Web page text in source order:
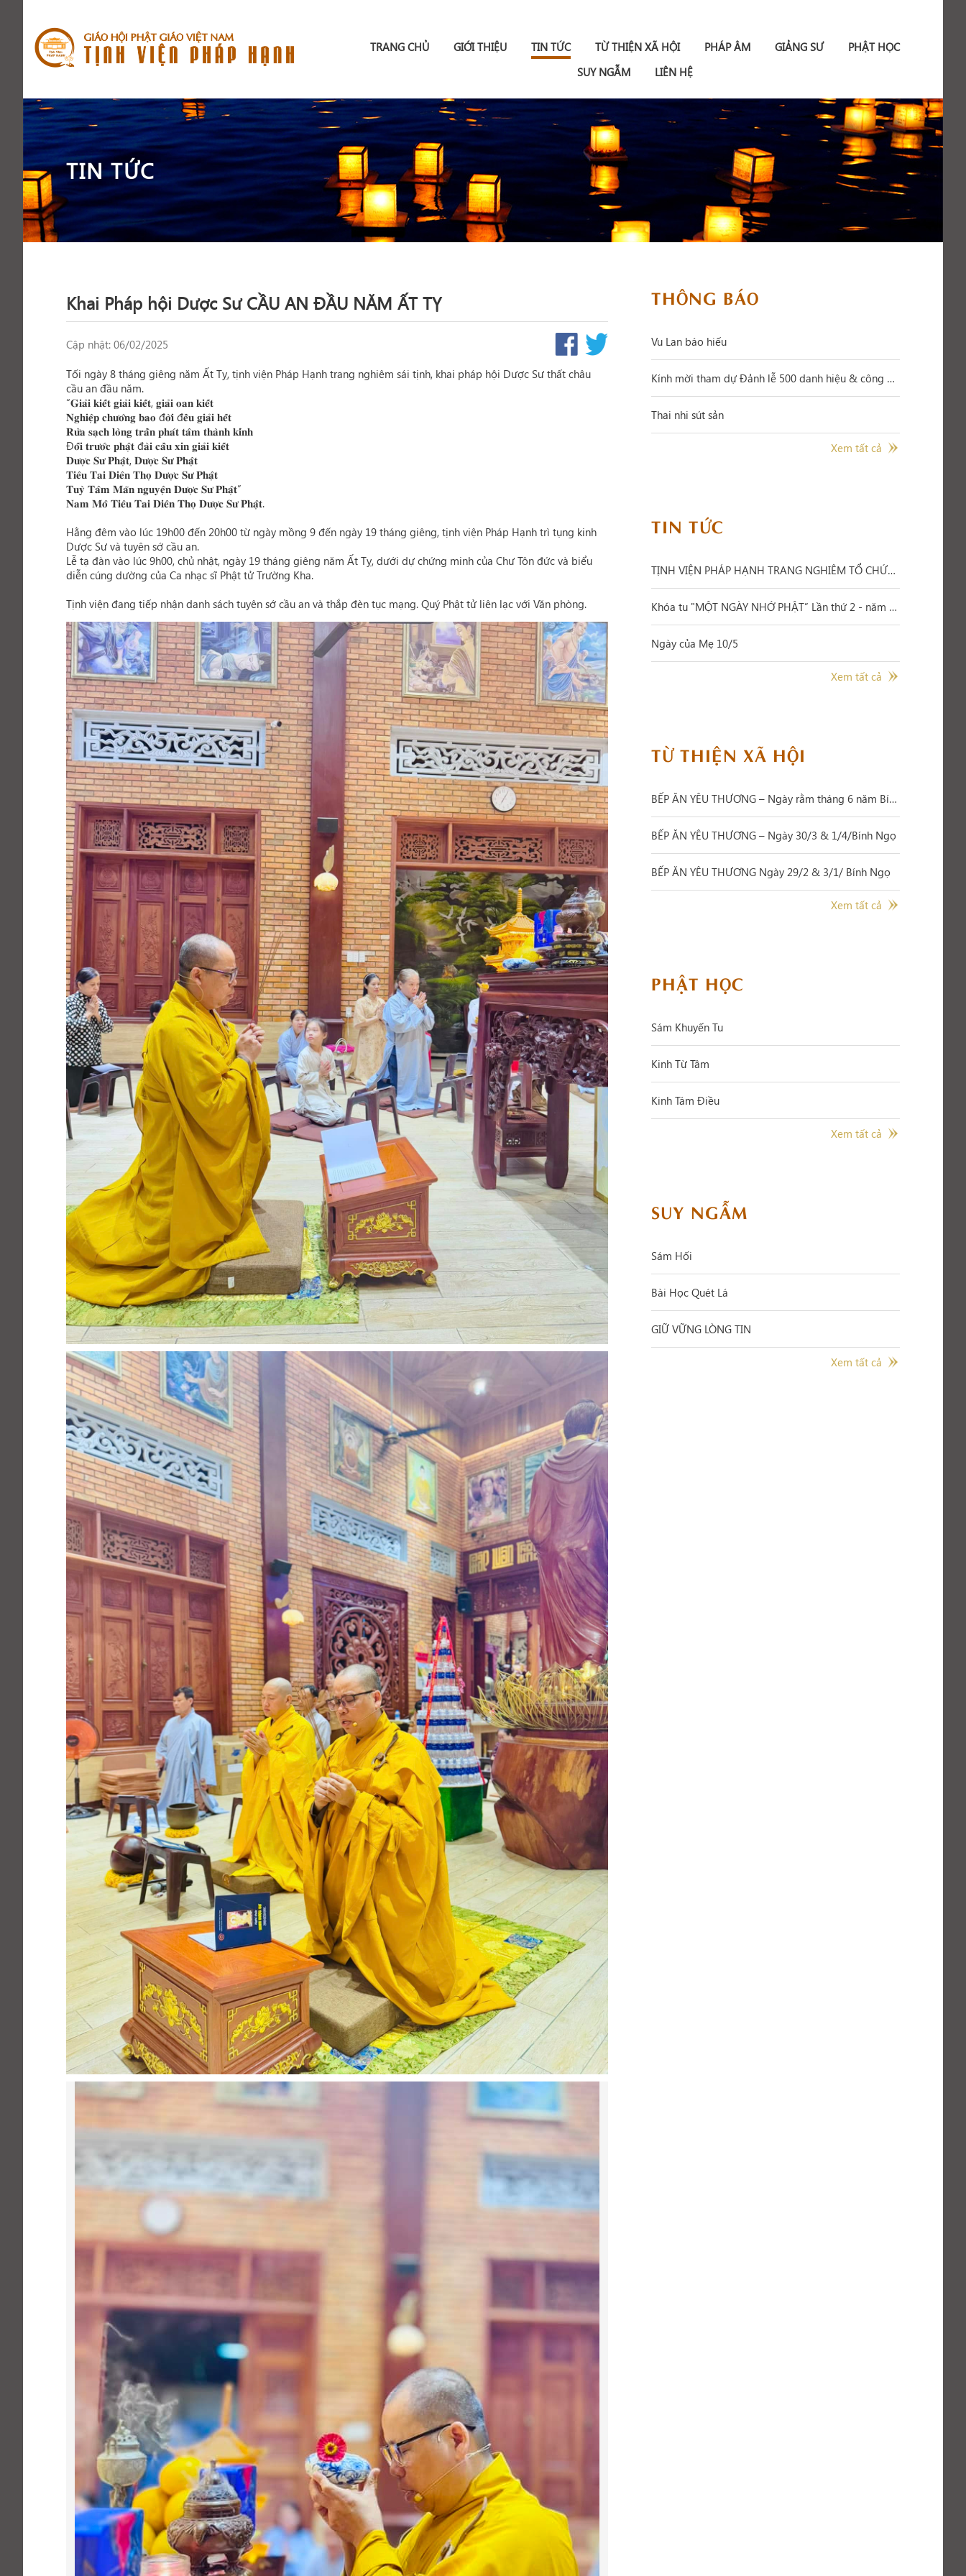
TRANG CHỦ GIỚI THIỆU TIN TỨC TỪ THIỆN XÃ HỘI PHÁP ÂM GIẢNG SƯ
PHẬT HỌC
SUY NGẪM
LIÊN HỆ
TIN TỨC
Khai Pháp hội Dược Sư CẦU AN ĐẦU NĂM ẤT TỴ
Cập nhật: 06/02/2025
Tối ngày 8 tháng giêng năm Ất Tỵ, tịnh viện Pháp Hạnh trang nghiêm sái tịnh, khai pháp hội Dược Sư thất châu
cầu an đầu năm.
“𝐆𝐢𝐚̉𝐢 𝐤𝐢𝐞̂́𝐭 𝐠𝐢𝐚̉𝐢 𝐤𝐢𝐞̂́𝐭, 𝐠𝐢𝐚̉𝐢 𝐨𝐚𝐧 𝐤𝐢𝐞̂́𝐭
𝐍𝐠𝐡𝐢𝐞̣̂𝐩 𝐜𝐡𝐮̛𝐨̛́𝐧𝐠 𝐛𝐚𝐨 đ𝐨̛̀𝐢 đ𝐞̂̀𝐮 𝐠𝐢𝐚̉𝐢 𝐡𝐞̂́𝐭
𝐑𝐮̛̉𝐚 𝐬𝐚̣𝐜𝐡 𝐥𝐨̀𝐧𝐠 𝐭𝐫𝐚̂̀𝐧 𝐩𝐡𝐚́𝐭 𝐭𝐚̂𝐦 𝐭𝐡𝐚̀𝐧𝐡 𝐤𝐢́𝐧𝐡
Đ𝐨̂́𝐢 𝐭𝐫𝐮̛𝐨̛́𝐜 𝐩𝐡𝐚̣̂𝐭 đ𝐚̀𝐢 𝐜𝐚̂̀𝐮 𝐱𝐢𝐧 𝐠𝐢𝐚̉𝐢 𝐤𝐢𝐞̂́𝐭
𝐃𝐮̛𝐨̛̣𝐜 𝐒𝐮̛ 𝐏𝐡𝐚̣̂𝐭, 𝐃𝐮̛𝐨̛̣𝐜 𝐒𝐮̛ 𝐏𝐡𝐚̣̂𝐭
𝐓𝐢𝐞̂𝐮 𝐓𝐚𝐢 𝐃𝐢𝐞̂𝐧 𝐓𝐡𝐨̣ 𝐃𝐮̛𝐨̛̣𝐜 𝐒𝐮̛ 𝐏𝐡𝐚̣̂𝐭
𝐓𝐮𝐲̀ 𝐓𝐚̂𝐦 𝐌𝐚̃𝐧 𝐧𝐠𝐮𝐲𝐞̣̂𝐧 𝐃𝐮̛𝐨̛̣𝐜 𝐒𝐮̛ 𝐏𝐡𝐚̣̂𝐭”
𝐍𝐚𝐦 𝐌𝐨̂ 𝐓𝐢𝐞̂𝐮 𝐓𝐚𝐢 𝐃𝐢𝐞̂𝐧 𝐓𝐡𝐨̣ 𝐃𝐮̛𝐨̛̣𝐜 𝐒𝐮̛ 𝐏𝐡𝐚̣̂𝐭.
Hằng đêm vào lúc 19h00 đến 20h00 từ ngày mồng 9 đến ngày 19 tháng giêng, tịnh viện Pháp Hạnh trì tụng kinh
Dược Sư và tuyên sớ cầu an.
Lễ tạ đàn vào lúc 9h00, chủ nhật, ngày 19 tháng giêng năm Ất Tỵ, dưới dự chứng minh của Chư Tôn đức và biểu
diễn cúng dường của Ca nhạc sĩ Phật tử Trường Kha.
Tịnh viện đang tiếp nhận danh sách tuyên sớ cầu an và thắp đèn tục mạng. Quý Phật tử liên lạc với Văn phòng.
THÔNG BÁO
Vu Lan báo hiếu
Kính mời tham dự Đảnh lễ 500 danh hiệu & công hạnh Đức BỒ TÁT QUÁN THẾ ÂM 19/6
Thai nhi sút sản
Xem tất cả
TIN TỨC
TỊNH VIỆN PHÁP HẠNH TRANG NGHIÊM TỔ CHỨC ĐẠI LỄ PHẬT ĐẢN PL.2570 – DL.2026
Khóa tu "MỘT NGÀY NHỚ PHẬT” Lần thứ 2 - năm 2026
Ngày của Mẹ 10/5
Xem tất cả
TỪ THIỆN XÃ HỘI
BẾP ĂN YÊU THƯƠNG – Ngày rằm tháng 6 năm Bính Ngọ
BẾP ĂN YÊU THƯƠNG – Ngày 30/3 & 1/4/Bính Ngọ
BẾP ĂN YÊU THƯƠNG Ngày 29/2 & 3/1/ Bính Ngọ
Xem tất cả
PHẬT HỌC
Sám Khuyến Tu
Kinh Từ Tâm
Kinh Tám Điều
Xem tất cả
SUY NGẪM
Sám Hối
Bài Học Quét Lá
GIỮ VỮNG LÒNG TIN
Xem tất cả